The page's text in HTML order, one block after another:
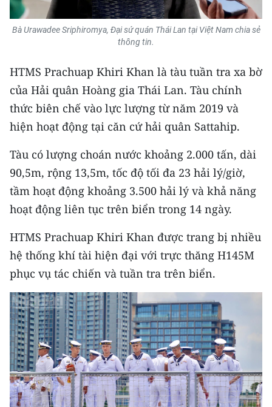
Bà Urawadee Sriphiromya, Đại sứ quán Thái Lan tại Việt Nam chia sẻ
thông tin.
HTMS Prachuap Khiri Khan là tàu tuần tra xa bờ
của Hải quân Hoàng gia Thái Lan. Tàu chính
thức biên chế vào lực lượng từ năm 2019 và
hiện hoạt động tại căn cứ hải quân Sattahip.
Tàu có lượng choán nước khoảng 2.000 tấn, dài
90,5m, rộng 13,5m, tốc độ tối đa 23 hải lý/giờ,
tầm hoạt động khoảng 3.500 hải lý và khả năng
hoạt động liên tục trên biển trong 14 ngày.
HTMS Prachuap Khiri Khan được trang bị nhiều
hệ thống khí tài hiện đại với trực thăng H145M
phục vụ tác chiến và tuần tra trên biển.